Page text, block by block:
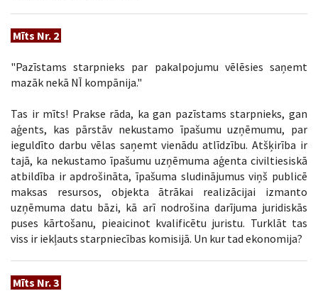
Mīts Nr. 2
"Pazīstams starpnieks par pakalpojumu vēlēsies saņemt
mazāk nekā NĪ kompānija."
Tas ir mīts! Prakse rāda, ka gan pazīstams starpnieks, gan
aģents, kas pārstāv nekustamo īpašumu uzņēmumu, par
ieguldīto darbu vēlas saņemt vienādu atlīdzību. Atšķirība ir
tajā, ka nekustamo īpašumu uzņēmuma aģenta civiltiesiskā
atbildība ir apdrošināta, īpašuma sludinājumus viņš publicē
maksas resursos, objekta ātrākai realizācijai izmanto
uzņēmuma datu bāzi, kā arī nodrošina darījuma juridiskās
puses kārtošanu, pieaicinot kvalificētu juristu. Turklāt tas
viss ir iekļauts starpniecības komisijā. Un kur tad ekonomija?
Mīts Nr. 3